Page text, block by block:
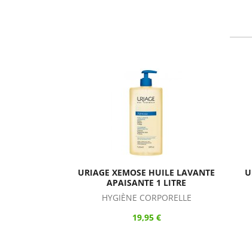
URIAGE XEMOSE BRUME SOS ANTI-
GRATTAGE 200ML
HYDRATANTS VISAGE
17,95 €